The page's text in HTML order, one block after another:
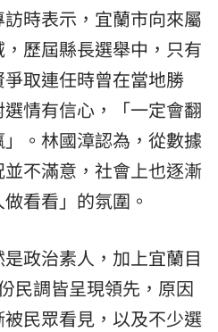
時表示，宜蘭市向來屬
歷屆縣長選舉中，只有
取連任時曾在當地勝
情有信心，「一定會翻
。林國漳認為，從數據
不滿意，社會上也逐漸
看看」的氛圍。
政治素人，加上宜蘭目
民調皆呈現領先，原因
民眾看見，以及不少選